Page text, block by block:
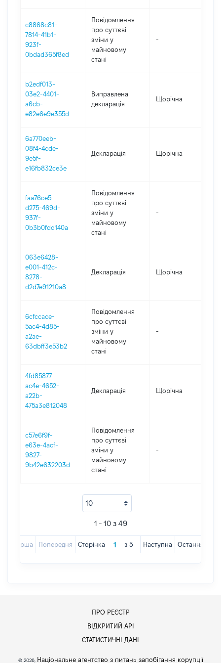
c8868c81-
7814-41b1-
923f-
0bdad365f8ed
Повідомлення
про суттєві
зміни y
майновому
стані
-
b2edf013-
03e2-4401-
a6cb-
e82e6e9e355d
Виправлена
декларація
Щорічна
6a770eeb-
08f4-4cde-
9e5f-
e16fb832ce3e
Декларація Щорічна
faa76ce5-
d275-469d-
937f-
0b3b0fdd140a
Повідомлення
про суттєві
зміни y
майновому
стані
-
063e6428-
e001-412c-
8278-
d2d7e91210a8
Декларація Щорічна
6cfccace-
5ac4-4d85-
a2ae-
63dbff3e53b2
Повідомлення
про суттєві
зміни y
майновому
стані
-
4fd85877-
ac4e-4652-
a22b-
475a3e812048
Декларація Щорічна
c57e6f9f-
e63e-4acf-
9827-
9b42e632203d
Повідомлення
про суттєві
зміни y
майновому
стані
-
1 - 10 з 49
Перша Попередня Сторінка з 5 Наступна Остання
ПРО РЕЄСТР
ВІДКРИТИЙ АРІ
СТАТИСТИЧНІ ДАНІ
© 2026, Національне агентство з питань запобігання корупції